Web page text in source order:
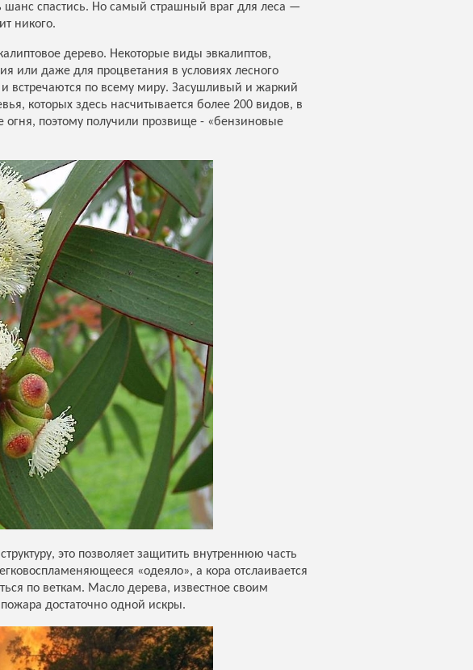
шанс спастись. Но самый страшный враг для леса —
никого.
дерево. Некоторые виды эвкалиптов,
или даже для процветания в условиях лесного
встречаются по всему миру. Засушливый и жаркий
которых здесь насчитывается более 200 видов, в
поэтому получили прозвище - «бензиновые
это позволяет защитить внутреннюю часть
«одеяло», а кора отслаивается
по веткам. Масло дерева, известное своим
достаточно одной искры.